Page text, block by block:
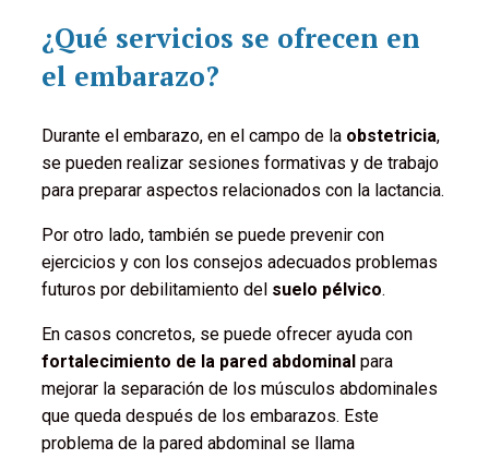
¿Qué servicios se ofrecen en
el embarazo?
Durante el embarazo, en el campo de la obstetricia,
se pueden realizar sesiones formativas y de trabajo
para preparar aspectos relacionados con la lactancia.
Por otro lado, también se puede prevenir con
ejercicios y con los consejos adecuados problemas
futuros por debilitamiento del suelo pélvico.
En casos concretos, se puede ofrecer ayuda con
fortalecimiento de la pared abdominal para
mejorar la separación de los músculos abdominales
que queda después de los embarazos. Este
problema de la pared abdominal se llama